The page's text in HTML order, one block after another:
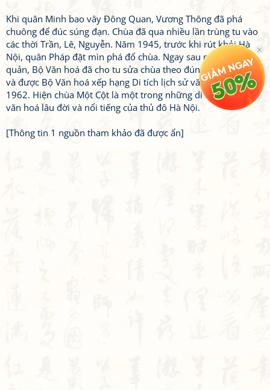
Khi quân Minh bao vây Đông Quan, Vương Thông đã phá
chuông để đúc súng đạn. Chùa đã qua nhiều lần trùng tu vào
các thời Trần, Lê, Nguyễn. Năm 1945, trước khi rút khỏi Hà
Nội, quân Pháp đặt mìn phá đổ chùa. Ngay sau ngày tiếp
quản, Bộ Văn hoá đã cho tu sửa chùa theo đúng kiểu mẫu cũ,
và được Bộ Văn hoá xếp hạng Di tích lịch sử văn hoá tháng 4-
1962. Hiện chùa Một Cột là một trong những di tích lịch sử
văn hoá lâu đời và nổi tiếng của thủ đô Hà Nội.
[Thông tin 1 nguồn tham khảo đã được ẩn]